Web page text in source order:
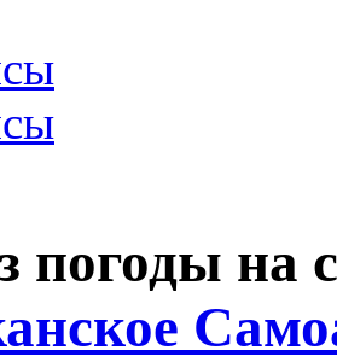
погоды на